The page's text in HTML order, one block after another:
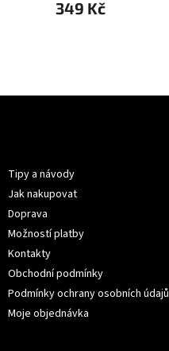
349 Kč
Tipy a návody
Jak nakupovat
Doprava
Možností platby
Kontakty
Obchodní podmínky
Podmínky ochrany osobních údajů
Moje objednávka